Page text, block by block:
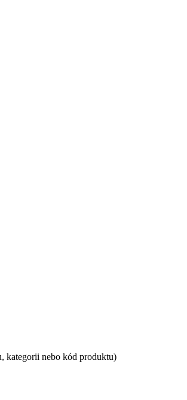
kategorii nebo kód produktu)